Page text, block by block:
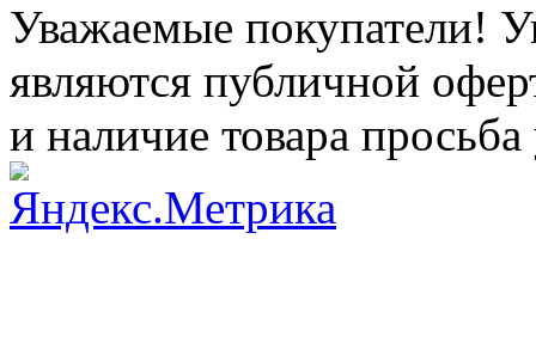
Уважаемые покупатели!
являются публичной
и наличие товара